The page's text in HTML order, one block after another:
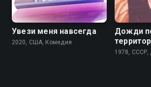
Увези меня навсегда
2020, США, Комедия
Дожди
1978, СССР,